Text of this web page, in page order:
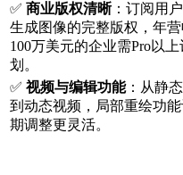
✅ 商业版权清晰：订阅用
生成图像的完整版权，年营
100万美元的企业需Pro以上
划。
✅ 视频与编辑功能：从静
到动态视频，局部重绘功
期调整更灵活。